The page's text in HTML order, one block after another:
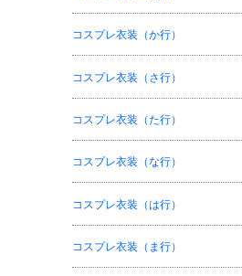
コスプレ衣装（か行）
コスプレ衣装（さ行）
コスプレ衣装（た行）
コスプレ衣装（な行）
コスプレ衣装（は行）
コスプレ衣装（ま行）